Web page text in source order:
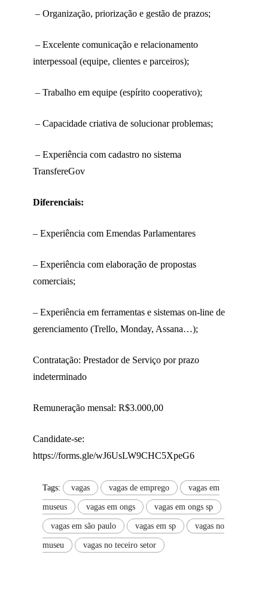
– Organização, priorização e gestão de prazos;
– Excelente comunicação e relacionamento
interpessoal (equipe, clientes e parceiros);
– Trabalho em equipe (espírito cooperativo);
– Capacidade criativa de solucionar problemas;
– Experiência com cadastro no sistema
TransfereGov
Diferenciais:
– Experiência com Emendas Parlamentares
– Experiência com elaboração de propostas
comerciais;
– Experiência em ferramentas e sistemas on-line de
gerenciamento (Trello, Monday, Assana…);
Contratação: Prestador de Serviço por prazo
indeterminado
Remuneração mensal: R$3.000,00
Candidate-se:
https://forms.gle/wJ6UsLW9CHC5XpeG6
Tags: vagas vagas de emprego vagas em
museus vagas em ongs vagas em ongs sp
vagas em são paulo vagas em sp vagas no
museu vagas no teceiro setor